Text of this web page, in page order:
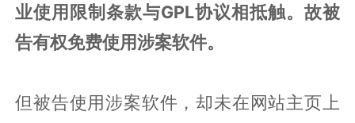
业使用限制条款与GPL协议相抵触。故被
告有权免费使用涉案软件。
但被告使用涉案软件，却未在网站主页上